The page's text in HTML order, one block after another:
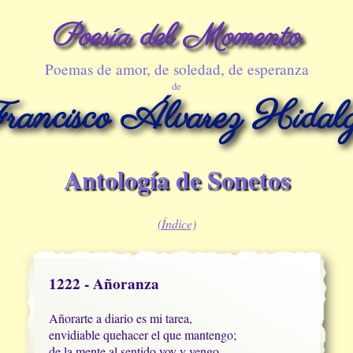
Poesía del Momento
Poemas de amor, de soledad, de esperanza
de
Álvarez
Antología de Sonetos
(Índice)
1222 - Añoranza
Añorarte a diario es mi tarea,
envidiable quehacer el que mantengo;